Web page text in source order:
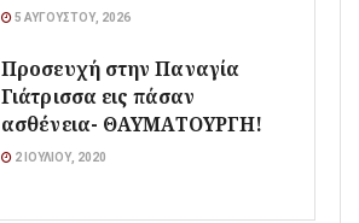
5 ΑΥΓΟΎΣΤΟΥ, 2026
Προσευχή στην Παναγία
Γιάτρισσα εις πάσαν
ασθένεια- ΘΑΥΜΑΤΟΥΡΓΗ!
2 ΙΟΥΛΊΟΥ, 2020